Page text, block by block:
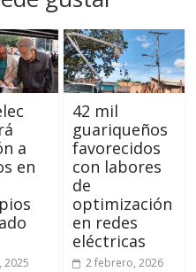
a
en
2025
42 mil
guariqueños
favorecidos
con labores
de
optimización
en redes
eléctricas
2 febrero, 2026